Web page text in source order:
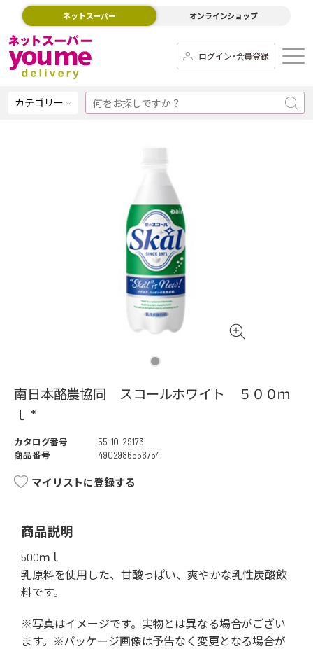
ネットスーパー オンラインショップ
ログイン･会員登録
カテゴリー
南日本酪農協同 スコールホワイト ５００ｍ
ｌ *
カタログ番号
55-10-29173
商品番号
4902986556754
マイリストに登録する
商品説明
500ｍｌ
乳原料を使用した、甘酸っぱい、爽やかな乳性炭酸飲
料です。
※写真はイメージです。実物とは異なる場合がござい
ます。※パッケージ画像は予告なく変更となる場合が